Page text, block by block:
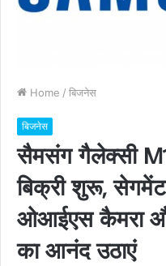
Home / बिजनेस
बिजनेस
सैमसंग गैलेक्‍सी
बिक्री शुरू, सेगमेंट
ओआईएस कैमरा
का आनंद उठाएं